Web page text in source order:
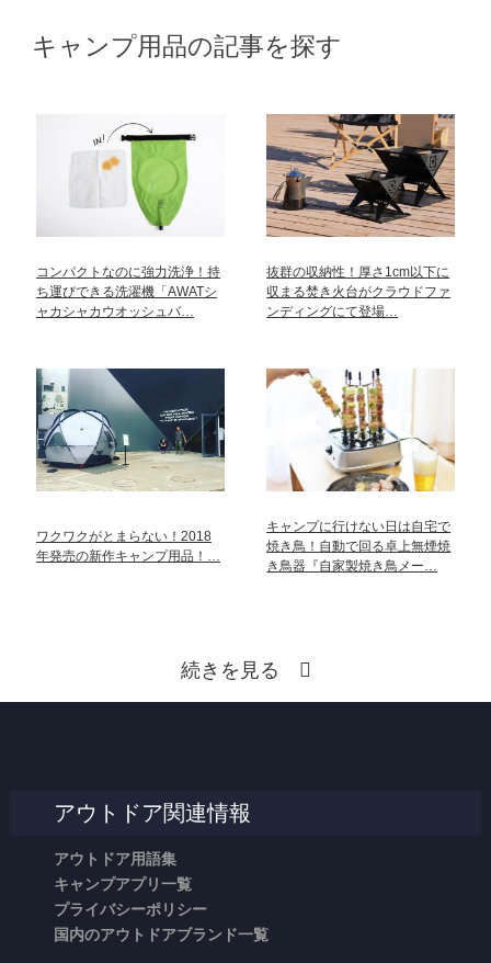
キャンプ用品の記事を探す
コンパクトなのに強力洗浄！持
ち運びできる洗濯機「AWATシ
ャカシャカウオッシュバ…
抜群の収納性！厚さ1cm以下に
収まる焚き火台がクラウドファ
ンディングにて登場…
ワクワクがとまらない！2018
年発売の新作キャンプ用品！…
キャンプに行けない日は自宅で
焼き鳥！自動で回る卓上無煙焼
き鳥器『自家製焼き鳥メー…
続きを見る
アウトドア関連情報
アウトドア用語集
キャンプアプリ一覧
プライバシーポリシー
国内のアウトドアブランド一覧